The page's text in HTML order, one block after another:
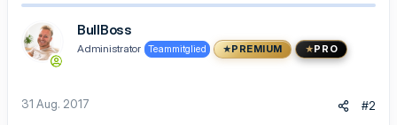
k
o
BullBoss
Administrator Teammitglied PREMIUM PRO
31 Aug. 2017 #2